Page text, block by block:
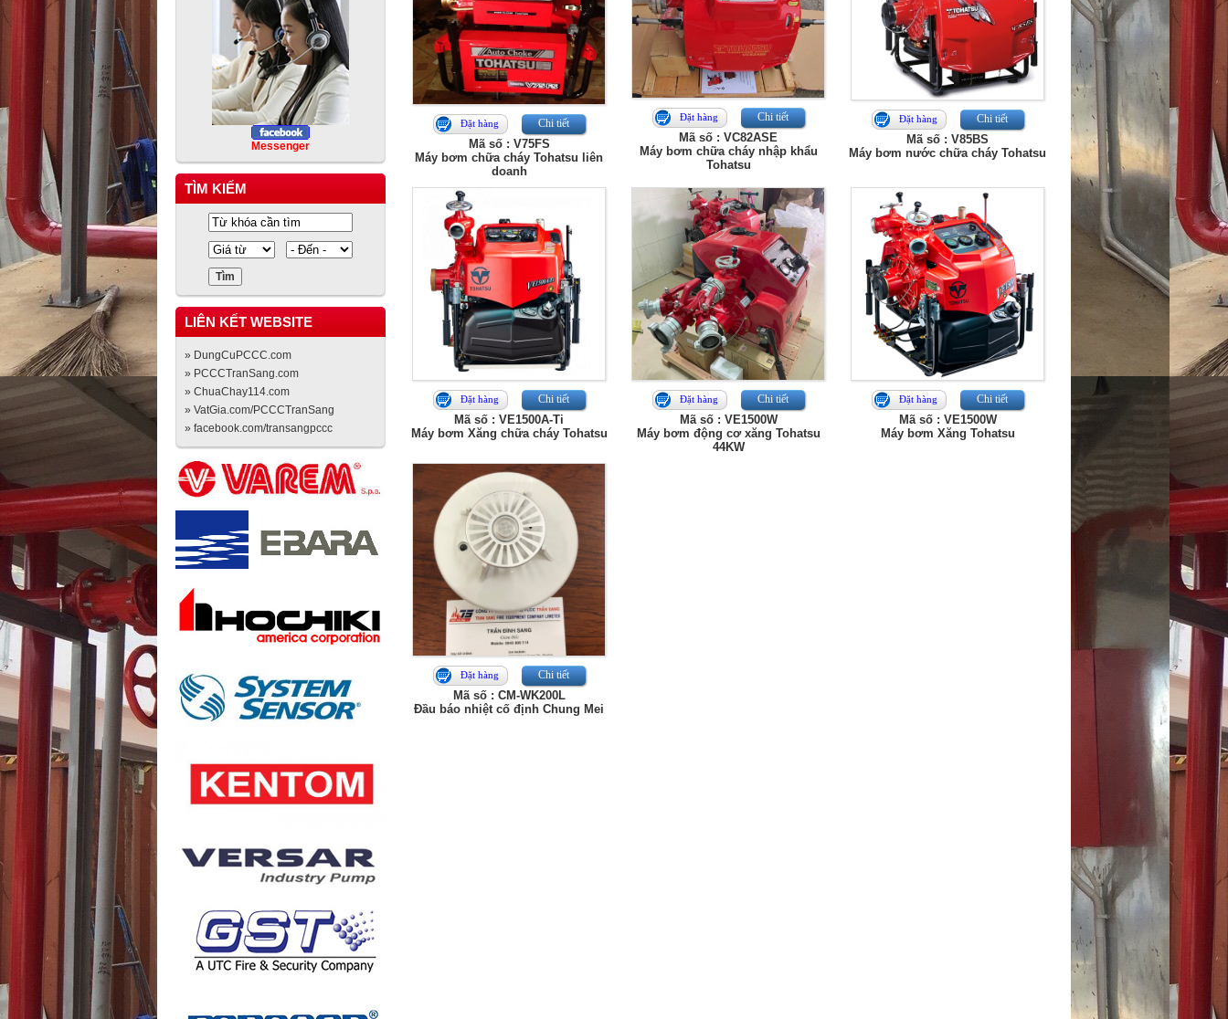
Messenger
TÌM KIẾM
LIÊN KẾT WEBSITE
» DungCuPCCC.com
» PCCCTranSang.com
» ChuaChay114.com
» VatGia.com/PCCCTranSang
» facebook.com/transangpccc
Đặt hàng Chi tiết
Mã số : V75FS
Máy bơm chữa cháy Tohatsu liên
doanh
Đặt hàng Chi tiết
Mã số : VC82ASE
Máy bơm chữa cháy nhập khẩu
Tohatsu
Đặt hàng Chi tiết
Mã số : V85BS
Máy bơm nước chữa cháy Tohatsu
Đặt hàng Chi tiết
Mã số : VE1500A-Ti
Máy bơm Xăng chữa cháy Tohatsu
Đặt hàng Chi tiết
Mã số : VE1500W
Máy bơm động cơ xăng Tohatsu
44KW
Đặt hàng Chi tiết
Mã số : VE1500W
Máy bơm Xăng Tohatsu
Đặt hàng Chi tiết
Mã số : CM-WK200L
Đầu báo nhiệt cố định Chung Mei